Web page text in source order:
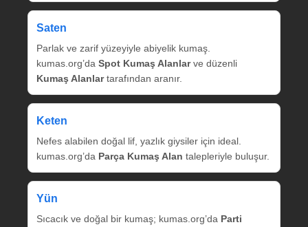
Saten
Parlak ve zarif yüzeyiyle abiyelik kumaş.
kumas.org’da Spot Kumaş Alanlarve düzenli
Kumaş Alanlartarafından aranır.
Keten
Nefes alabilen doğal lif, yazlık giysiler için ideal.
kumas.org’da Parça Kumaş Alan talepleriyle buluşur.
Yün
Sıcacık ve doğal bir kumaş; kumas.org’da Parti